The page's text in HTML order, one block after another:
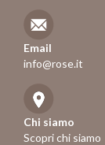
Email
info@rose.it
Chi siamo
Scopri chi siamo